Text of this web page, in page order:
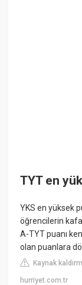
TYT en
YKS en yüksek
öğrencilerin
A-TYT puanı
olan puanlara
Kaynak
hurriyet.com.tr